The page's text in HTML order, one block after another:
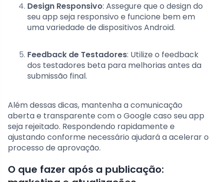
Design Responsivo: Assegure que o design do
seu app seja responsivo e funcione bem em
uma variedade de dispositivos Android.
Feedback de Testadores: Utilize o feedback
dos testadores beta para melhorias antes da
submissão final.
Além dessas dicas, mantenha a comunicação
aberta e transparente com o Google caso seu app
seja rejeitado. Respondendo rapidamente e
ajustando conforme necessário ajudará a acelerar o
processo de aprovação.
O que fazer após a publicação: